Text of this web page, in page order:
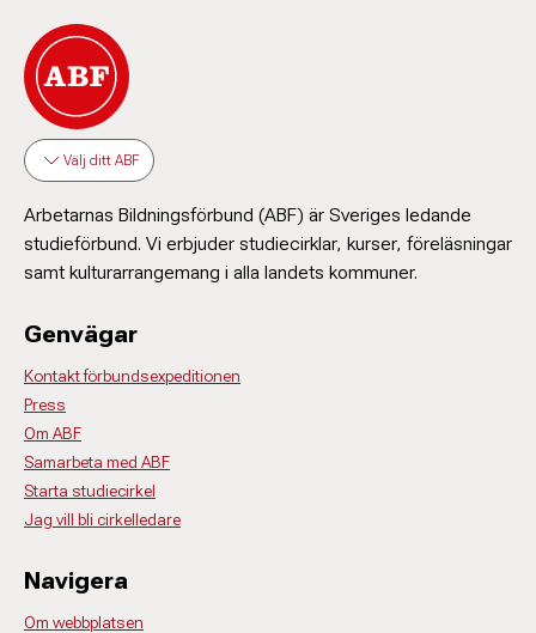
Välj ditt ABF
Arbetarnas Bildningsförbund (ABF) är Sveriges ledande
studieförbund. Vi erbjuder studiecirklar, kurser, föreläsningar
samt kulturarrangemang i alla landets kommuner.
Genvägar
Kontakt förbundsexpeditionen
Press
Om ABF
Samarbeta med ABF
Starta studiecirkel
Jag vill bli cirkelledare
Navigera
Om webbplatsen